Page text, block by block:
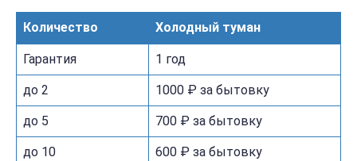
Количество Холодный туман
Гарантия 1 год
до 2 1000 ₽ за бытовку
до 5 700 ₽ за бытовку
до 10 600 ₽ за бытовку